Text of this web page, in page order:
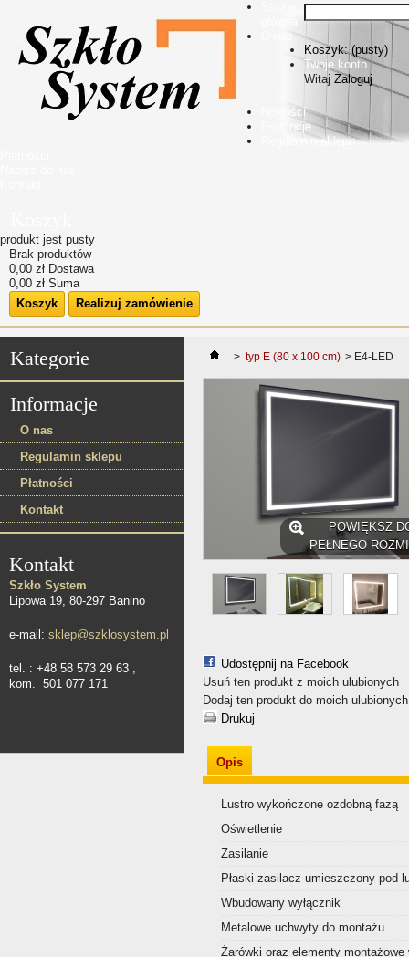
Koszyk:(pusty)
Twoje konto
Witaj Zaloguj
O nas
Nowości
Promocje
Regulamin sklepu
produkt jest pusty
Brak produktów
0,00 zł Dostawa
0,00 zł Suma
Koszyk
Realizuj zamówienie
Kategorie
Informacje
O nas
Regulamin sklepu
Płatności
Kontakt
Kontakt
Szkło System
Lipowa 19, 80-297 Banino
e-mail: sklep@szklosystem.pl
tel. : +48 58 573 29 63 ,
kom. 501 077 171
> typ E (80 x 100 cm) > E4-LED
POWIĘKSZ
PEŁNEGO
Udostępnij na Facebook
Usuń ten produkt z moich ulubionych
Dodaj ten produkt do moich ulubionych
Drukuj
Opis
Lustro wykończone ozdobną fazą
Oświetlenie
Zasilanie
Płaski zasilacz umieszczony pod
Wbudowany wyłącznik
Metalowe uchwyty do montażu
Żarówki oraz elementy montażowe